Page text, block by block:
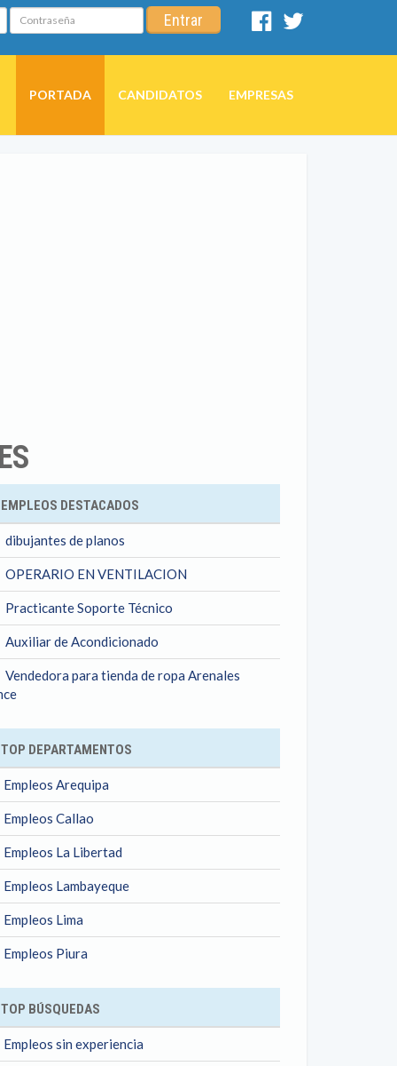
Contraseña Entrar
Facebook
PORTADA CANDIDATOS EMPRESAS
EMPLEOS DESTACADOS
dibujantes de planos
OPERARIO EN VENTILACION
Practicante Soporte Técnico
Auxiliar de Acondicionado
Vendedora para tienda de ropa Arenales
TOP DEPARTAMENTOS
Empleos Arequipa
Empleos Callao
Empleos La Libertad
Empleos Lambayeque
Empleos Lima
Empleos Piura
TOP BÚSQUEDAS
Empleos sin experiencia